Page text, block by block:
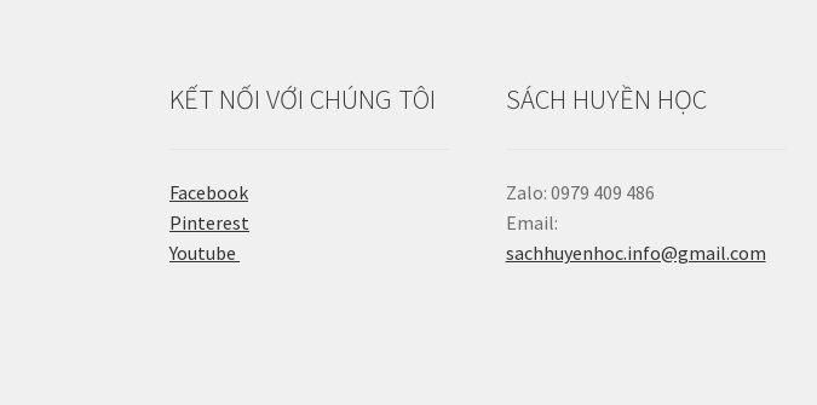
KẾT NỐI VỚI CHÚNG TÔI
Facebook
Pinterest
Youtube
SÁCH HUYỀN HỌC
Zalo: 0979 409 486
Email:
sachhuyenhoc.info@gmail.com